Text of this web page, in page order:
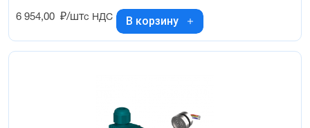
6 954,00 ₽/штс НДС В корзину